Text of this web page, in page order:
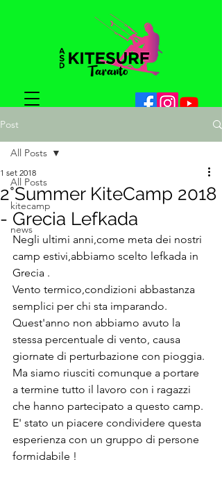
Post
All Posts
kitecamp
news
All Posts
2°Summer KiteCamp 2018
- Grecia Lefkada
1 set 2018
Negli ultimi anni,come meta dei nostri
camp estivi,abbiamo scelto lefkada in
Grecia .
Vento termico,condizioni abbastanza
semplici per chi sta imparando.
Quest'anno non abbiamo avuto la
stessa percentuale di vento, causa
giornate di perturbazione con pioggia.
Ma siamo riusciti comunque a portare
a termine tutto il lavoro con i ragazzi
che hanno partecipato a questo camp.
E' stato un piacere condividere questa
esperienza con un gruppo di persone
formidabile !